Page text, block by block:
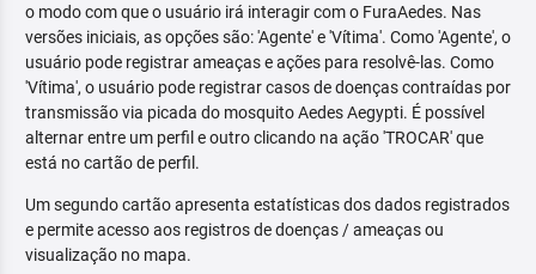
o modo com que o usuário irá interagir com o FuraAedes. Nas
versões iniciais, as opções são: 'Agente' e 'Vítima'. Como 'Agente', o
usuário pode registrar ameaças e ações para resolvê-las. Como
'Vítima', o usuário pode registrar casos de doenças contraídas por
transmissão via picada do mosquito Aedes Aegypti. É possível
alternar entre um perfil e outro clicando na ação 'TROCAR' que
está no cartão de perfil.
Um segundo cartão apresenta estatísticas dos dados registrados
e permite acesso aos registros de doenças / ameaças ou
visualização no mapa.